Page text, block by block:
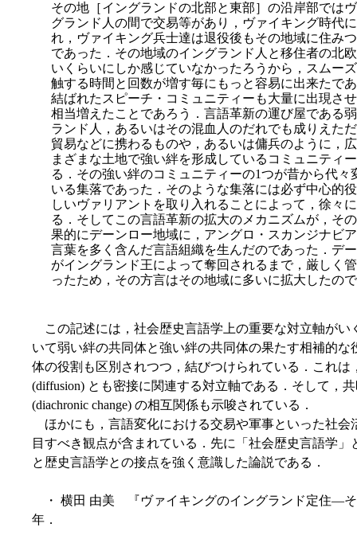
その地［イングランドの北部と東部］の沿岸部では
グランド人の間で交易等があり，ヴァイキング時代
れ，ヴァイキング兵士達は退役後もその地域に住み
であった．その地域のイングランド人と移住者の北
いくらいにしか感じていなかったろうから，スムー
触する時間と回数が増す毎にもっと容易に出来たで
結ばれたスピーチ・コミュニティーも大量に出現さ
相当増えたことであろう．言語革新の運び屋である
ランド人，あるいはその混血人のだれでも成りえた
貿易などに携わるものや，あるいは傭兵のように，
まざまな土地で強い絆を形成しているコミュニティ
る．その強い絆のコミュニティーの1つが昔から代
いる集落であった．そのような集落には必ず中心的
しいヴァリアントを取り入れることによって，徐々
る．そしてこの言語革新の拡大のメカニズムが，そ
果的にデーンロー地域に，アングロ・スカンジナビ
言葉を多く含んだ言語組織を生んだのであった．デ
がイングランド王によって奪回されるまで，厳しく
ったため，その方言はその地域に多いに拡大したの
この記述には，社会歴史言語学上の重要な対立軸がい
いて弱い絆の共同体と強い絆の共同体の果たす相補的
体の役割も区別されつつ，結びつけられている．これは
(diffusion) とも密接に関連する対立軸である．そして，
(diachronic change) の相互関係も示唆されている．
ほかにも，言語変化における交易や軍事といった社会
目すべき観点が含まれている．先に「社会歴史言語学
と歴史言語学との接点を強く意識した論説である．
・ 横田 由美 『ヴァイキングのイングランド定住―
年．